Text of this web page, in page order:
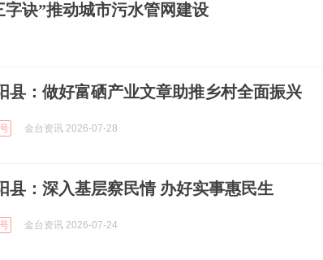
诀”推动城市污水管网建设
县：做好富硒产业文章助推乡村全面振兴
金台资讯 2026-07-28
县：深入基层察民情 办好实事惠民生
金台资讯 2026-07-24